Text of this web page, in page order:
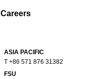
Careers
ASIA PACIFIC
T +86 571 876 31382
FSU